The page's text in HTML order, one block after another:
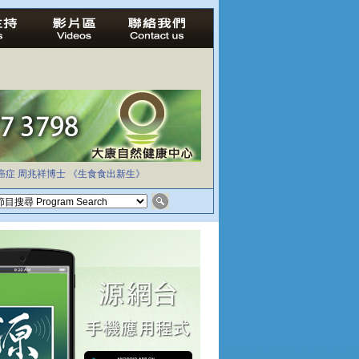
症 周兆祥博士 《生食食出新生》